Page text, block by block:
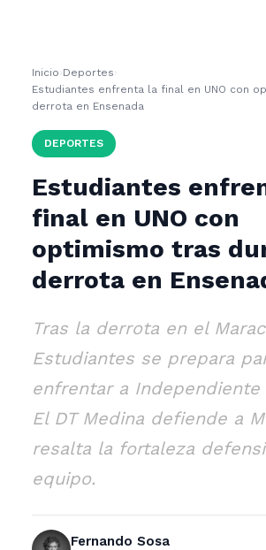
Inicio ›Deportes ›
Estudiantes enfrenta la final en UNO con
derrota en Ensenada
DEPORTES
Estudiantes
final en UNO con
optimismo tras
derrota en
Tras la derrota en el
Estudiantes se prepara
enfrentar a Independiente
El DT Medina defiende a
resalta la fortaleza
equipo.
Fernando Sosa